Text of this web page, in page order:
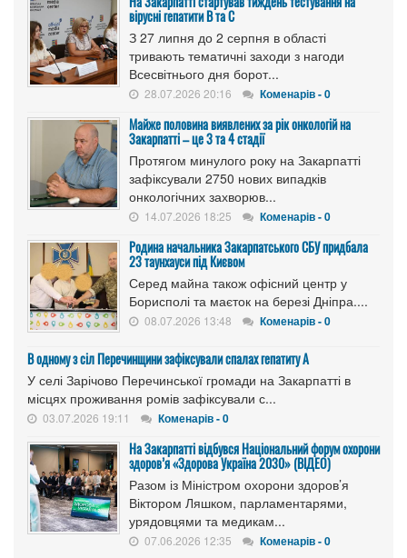
вірусні гепатити B та C
З 27 липня до 2 серпня в області
тривають тематичні заходи з нагоди
Всесвітнього дня борот...
28.07.2026 20:16 Коменарів - 0
Майже половина виявлених за рік онкологій на
Закарпатті – це 3 та 4 стадії
Протягом минулого року на Закарпатті
зафіксували 2750 нових випадків
онкологічних захворюв...
14.07.2026 18:25 Коменарів - 0
Родина начальника Закарпатського СБУ придбала
23 таунхауси під Києвом
Серед майна також офісний центр у
Борисполі та маєток на березі Дніпра....
08.07.2026 13:48 Коменарів - 0
В одному з сіл Перечинщини зафіксували спалах гепатиту А
У селі Зарічово Перечинської громади на Закарпатті в
місцях проживання ромів зафіксували с...
03.07.2026 19:11 Коменарів - 0
На Закарпатті відбувся Національний форум охорони
здоров’я «Здорова Україна 2030» (ВІДЕО)
Разом із Міністром охорони здоров’я
Віктором Ляшком, парламентарями,
урядовцями та медикам...
07.06.2026 12:35 Коменарів - 0